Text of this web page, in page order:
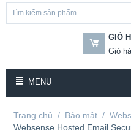
GIỎ
Giỏ
MENU
Trang chủ / Bảo mật /
Websense Hosted Email